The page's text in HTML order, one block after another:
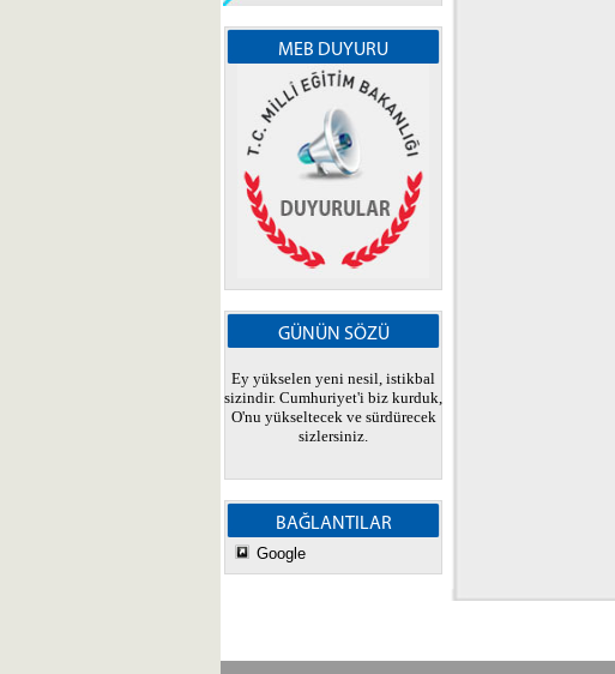
MEB DUYURU
GÜNÜN SÖZÜ
Ey yükselen yeni nesil, istikbal
sizindir. Cumhuriyet'i biz kurduk,
O'nu yükseltecek ve sürdürecek
sizlersiniz.
BAĞLANTILAR
Google